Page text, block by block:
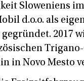
Sloweniens
d.o.o. als
gegründet. 2017
in Novo Mesto